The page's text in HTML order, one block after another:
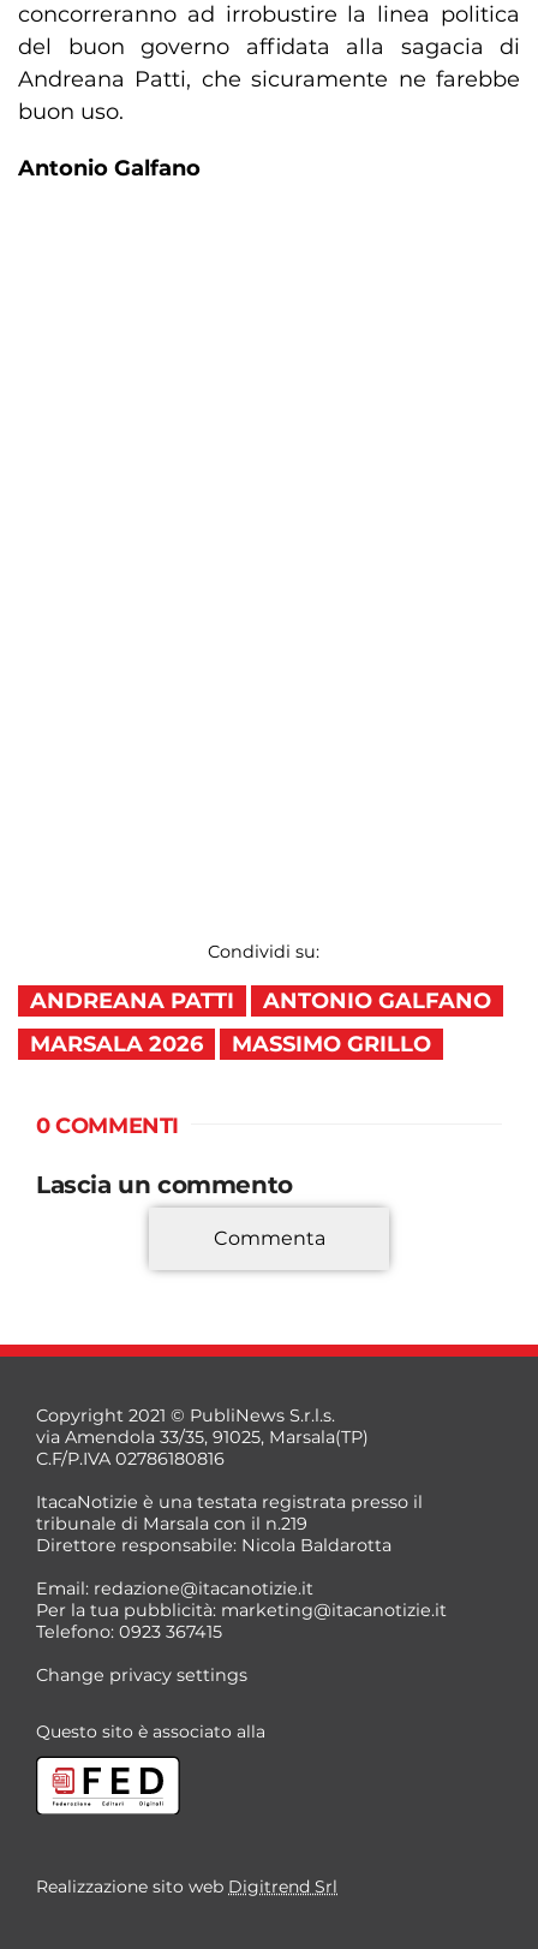
concorreranno ad irrobustire la linea politica
del buon governo affidata alla sagacia di
Andreana Patti, che sicuramente ne farebbe
buon uso.
Antonio Galfano
Condividi su:
ANDREANA PATTI
ANTONIO GALFANO
MARSALA 2026
MASSIMO GRILLO
0 COMMENTI
Lascia un commento
*
*
Commenta
Copyright 2021 © PubliNews S.r.l.s.
via Amendola 33/35, 91025, Marsala(TP)
C.F/P.IVA 02786180816
ItacaNotizie è una testata registrata presso il
tribunale di Marsala con il n.219
Direttore responsabile: Nicola Baldarotta
Email: redazione@itacanotizie.it
Per la tua pubblicità: marketing@itacanotizie.it
Telefono: 0923 367415
Change privacy settings
Questo sito è associato alla
Realizzazione sito web Digitrend Srl